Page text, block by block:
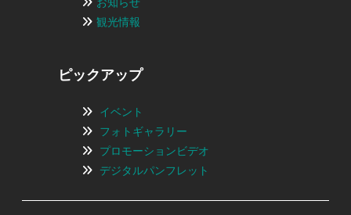
お知らせ
観光情報
ピックアップ
イベント
フォトギャラリー
プロモーションビデオ
デジタルパンフレット